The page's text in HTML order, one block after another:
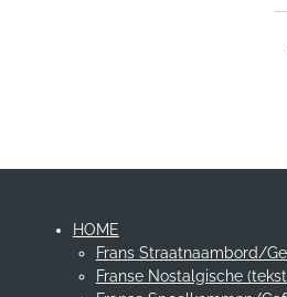
HOME
Frans Straatnaambord/
Franse Nostalgische